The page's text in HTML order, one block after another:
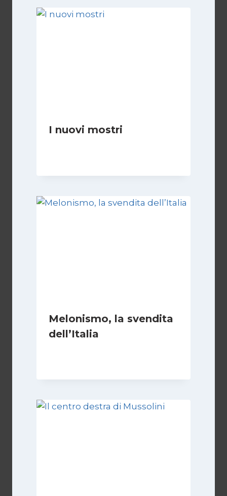
I nuovi mostri
Melonismo, la svendita
dell’Italia